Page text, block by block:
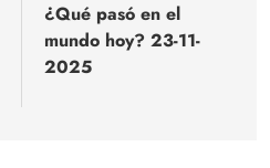
¿Qué pasó en el
mundo hoy? 23-11-
2025